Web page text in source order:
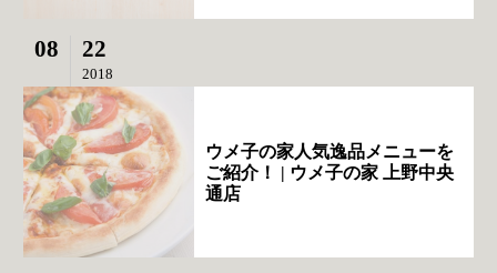
08 22
2018
ウメ子の家人気逸品メニューを
ご紹介！ | ウメ子の家 上野中央
通店